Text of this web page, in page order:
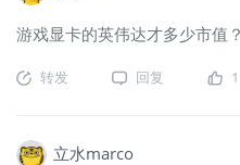
游戏显卡的英伟达才多少市值？
转发 回复 1
立水marco